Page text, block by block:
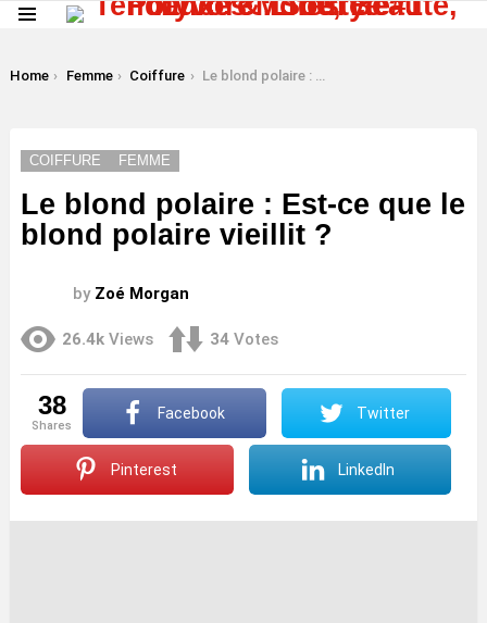
You are here:
Home Femme Coiffure Le blond polaire : Est-ce que le blond polaire vieillit ?
COIFFURE FEMME
Le blond polaire : Est-ce que le
blond polaire vieillit ?
by Zoé Morgan
26.4k Views 34 Votes
38
shares
Facebook Twitter
Pinterest LinkedIn